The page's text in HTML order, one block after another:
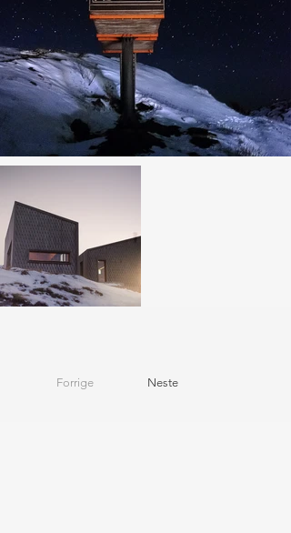
Forrige Neste